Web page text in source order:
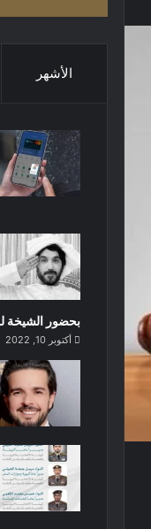
الأشهر
بحضور الشيخة
أكتوبر 10, 2022